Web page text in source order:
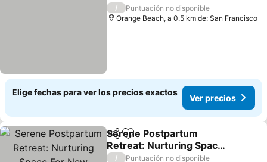
/
Puntuación no disponible
Orange Beach, a 0.5 km de: San Francisco
Elige fechas para ver los precios exactos
Ver precios
CompartirAgregar a favoritos
Serene Postpartum
Retreat: Nurturing Space
For New Mothers Hosted
Ver precios
/
Puntuación no disponible